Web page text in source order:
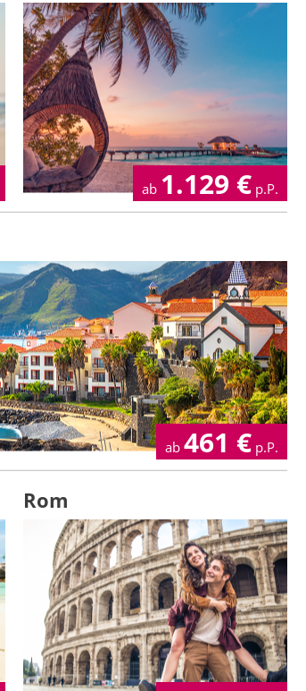
ab 1.129 € p.P.
ab 461 € p.P.
Rom